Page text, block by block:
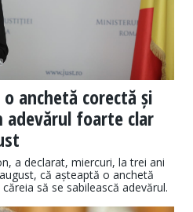
anchetă corectă și
adevărul foarte clar
a declarat, miercuri, la trei ani
că așteaptă o anchetă
să se sabilească adevărul.